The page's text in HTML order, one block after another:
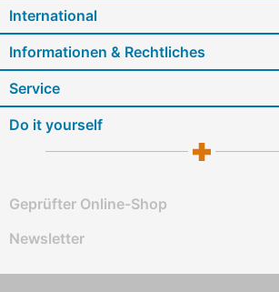
International
Informationen & Rechtliches
Service
Do it yourself
Geprüfter Online-Shop
Newsletter